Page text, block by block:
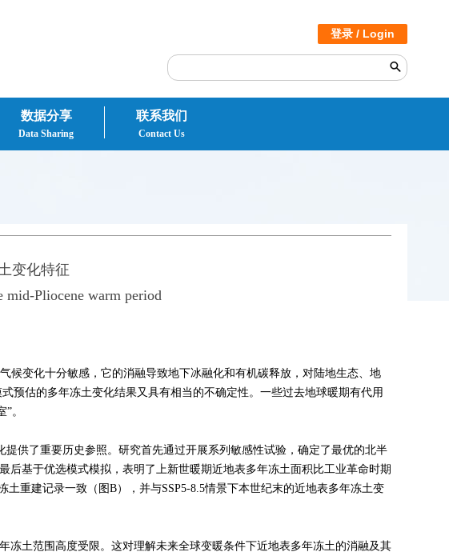
登录 / Login
数据分享
Data Sharing
联系我们
Contact Us
变化特征
mid-Pliocene warm period
变化十分敏感，它的消融导致地下冰融化和有机碳释放，对陆地生态、地
预估的多年冻土变化结果又具有相当的不确定性。一些过去地球暖期有代用
。
供了重要历史参照。研究首先通过开展系列敏感性试验，确定了最优的北半
基于优选模式模拟，表明了上新世暖期近地表多年冻土面积比工业革命时期
重建记录一致（图B），并与SSP5-8.5情景下本世纪末的近地表多年冻土变
土范围高度受限。这对理解未来全球变暖条件下近地表多年冻土的消融及其